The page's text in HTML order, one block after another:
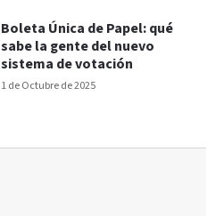
1 de Octubre de 2025
Boleta Única de Papel: qué
sabe la gente del nuevo
sistema de votación